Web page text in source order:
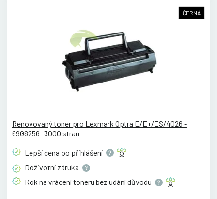
ČERNÁ
Renovovaný toner pro Lexmark Optra E/E+/ES/4026 -
69G8256 -3000 stran
Lepší cena po přihlášení
Doživotní záruka
Rok na vrácení toneru bez udánídůvodu